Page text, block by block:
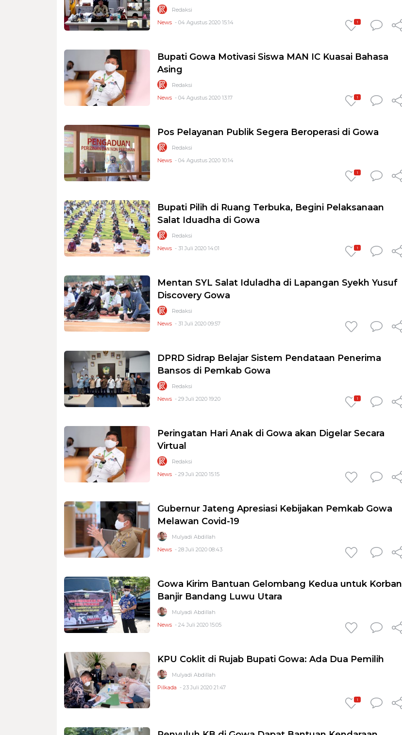
Redaksi
News - 04 Agustus 2020 15:14 1
Bupati Gowa Motivasi Siswa MAN IC Kuasai Bahasa
Asing
Redaksi
News - 04 Agustus 2020 13:17 1
Pos Pelayanan Publik Segera Beroperasi di Gowa
Redaksi
News - 04 Agustus 2020 10:14
1
Bupati Pilih di Ruang Terbuka, Begini Pelaksanaan
Salat Iduadha di Gowa
Redaksi
News - 31 Juli 2020 14:01 1
Mentan SYL Salat Iduladha di Lapangan Syekh Yusuf
Discovery Gowa
Redaksi
News - 31 Juli 2020 09:57
DPRD Sidrap Belajar Sistem Pendataan Penerima
Bansos di Pemkab Gowa
Redaksi
News - 29 Juli 2020 19:20 1
Peringatan Hari Anak di Gowa akan Digelar Secara
Virtual
Redaksi
News - 29 Juli 2020 15:15
Gubernur Jateng Apresiasi Kebijakan Pemkab Gowa
Melawan Covid-19
Mulyadi Abdillah
News - 28 Juli 2020 08:43
Gowa Kirim Bantuan Gelombang Kedua untuk Korban
Banjir Bandang Luwu Utara
Mulyadi Abdillah
News - 24 Juli 2020 15:05
KPU Coklit di Rujab Bupati Gowa: Ada Dua Pemilih
Mulyadi Abdillah
Pilkada - 23 Juli 2020 21:47
1